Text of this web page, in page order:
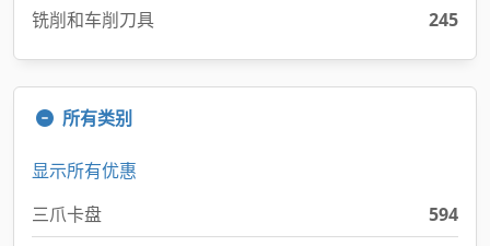
铣削和车削刀具
245
所有类别
显示所有优惠
三爪卡盘
594